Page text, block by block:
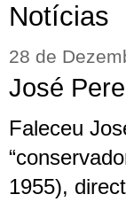
Notícias
28 de
José
Faleceu
1955),